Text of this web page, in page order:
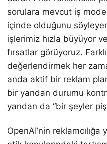
sorulara mevcut iş
içinde olduğunu
işlerimiz hızla büyüyor
fırsatlar görüyoruz.
değerlendirmek her
anda aktif bir reklam
bir yandan durumu
yandan da “bir şeyler
OpenAI’nin